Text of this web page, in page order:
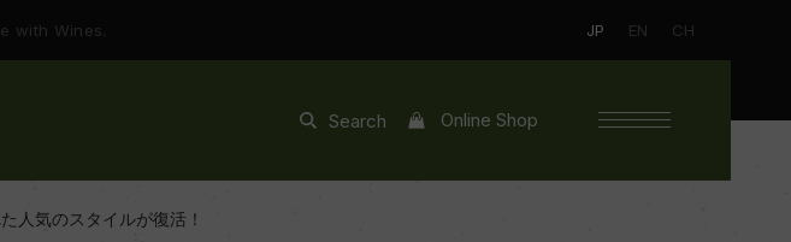
with Wines. JP EN CH
Search Online Shop
人気のスタイルが復活！